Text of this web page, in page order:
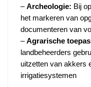
–Archeologie: Bij
het markeren van
documenteren van
–Agrarische
landbeheerders
uitzetten van akkers
irrigatiesystemen